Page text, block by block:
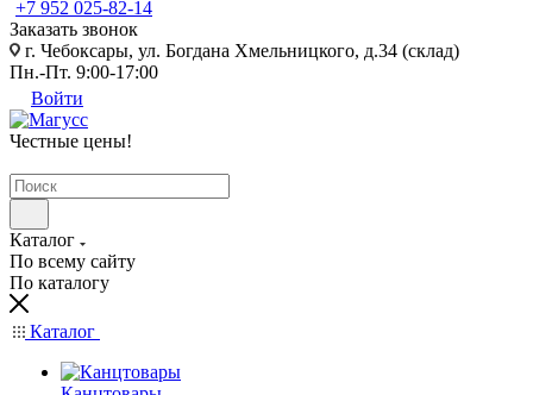
+7 952 025-82-14
Заказать звонок
г. Чебоксары, ул. Богдана Хмельницкого, д.34 (склад)
Пн.-Пт. 9:00-17:00
Войти
Честные цены!
Каталог
По всему сайту
По каталогу
Каталог